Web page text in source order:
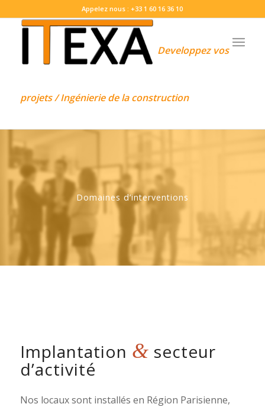
Appelez nous : +33 1 60 16 36 10
Developpez vos
projets / Ingénierie de la construction
Domaines d’interventions
Implantation & secteur
d’activité
Nos locaux sont installés en Région Parisienne,